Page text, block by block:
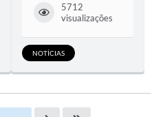
5712
visualizações
NOTÍCIAS